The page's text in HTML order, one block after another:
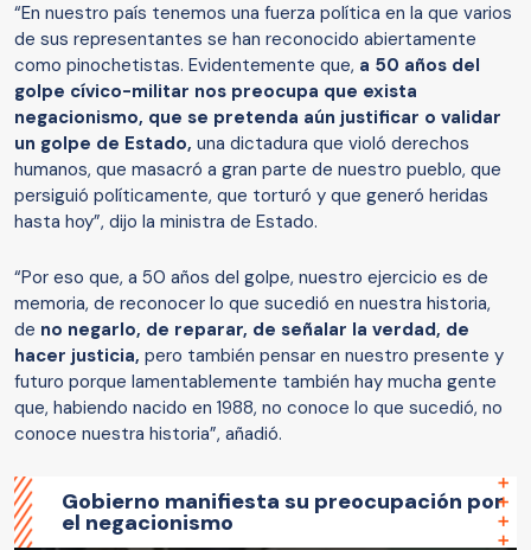
“En nuestro país tenemos una fuerza política en la que varios
de sus representantes se han reconocido abiertamente
como pinochetistas. Evidentemente que, a 50 años del
golpe cívico-militar nos preocupa que exista
negacionismo, que se pretenda aún justificar o validar
un golpe de Estado, una dictadura que violó derechos
humanos, que masacró a gran parte de nuestro pueblo, que
persiguió políticamente, que torturó y que generó heridas
hasta hoy”, dijo la ministra de Estado.
“Por eso que, a 50 años del golpe, nuestro ejercicio es de
memoria, de reconocer lo que sucedió en nuestra historia,
de no negarlo, de reparar, de señalar la verdad, de
hacer justicia, pero también pensar en nuestro presente y
futuro porque lamentablemente también hay mucha gente
que, habiendo nacido en 1988, no conoce lo que sucedió, no
conoce nuestra historia”, añadió.
Gobierno manifiesta su preocupación por
el negacionismo